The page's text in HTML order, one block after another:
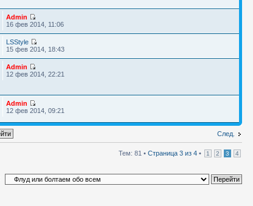
Admin
16 фев 2014, 11:06
LSStyle
15 фев 2014, 18:43
Admin
12 фев 2014, 22:21
Admin
12 фев 2014, 09:21
След.
Тем: 81 • Страница 3 из 4 • 1 2 3 4